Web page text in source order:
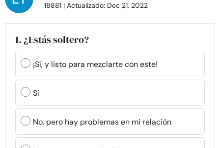
Familia
Ayuda
Cursos
Recursos
Comunidad
18881 | Actualizado: Dec 21, 2022
1. ¿Estás soltero?
¡Sí, y listo para mezclarte con este!
Sí
No, pero hay problemas en mi relación